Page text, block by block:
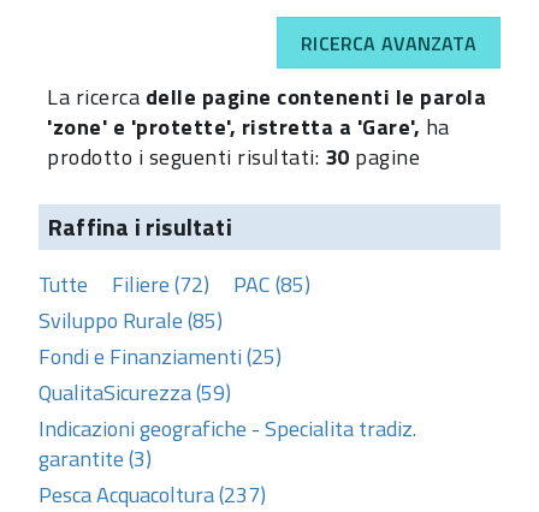
RICERCA AVANZATA
La ricerca delle pagine contenenti le parola
'zone' e 'protette', ristretta a 'Gare', ha
prodotto i seguenti risultati: 30 pagine
Raffina i risultati
Tutte Filiere (72)
PAC (85)
Sviluppo Rurale (85)
Fondi e Finanziamenti (25)
QualitaSicurezza (59)
Indicazioni geografiche - Specialita tradiz.
garantite (3)
Pesca Acquacoltura (237)